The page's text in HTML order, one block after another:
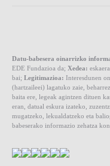
Datu-babesera oinarrizko
EDE Fundazioa da; Xedea:
bai; Legitimazioa: Interesdunen
(hartzaileei) lagatuko zaie,
baita ere, legeak agintzen dituen
eran, datual eskura izateko,
mugatzeko, lekualdatzeko eta
babeserako informazio zehatza